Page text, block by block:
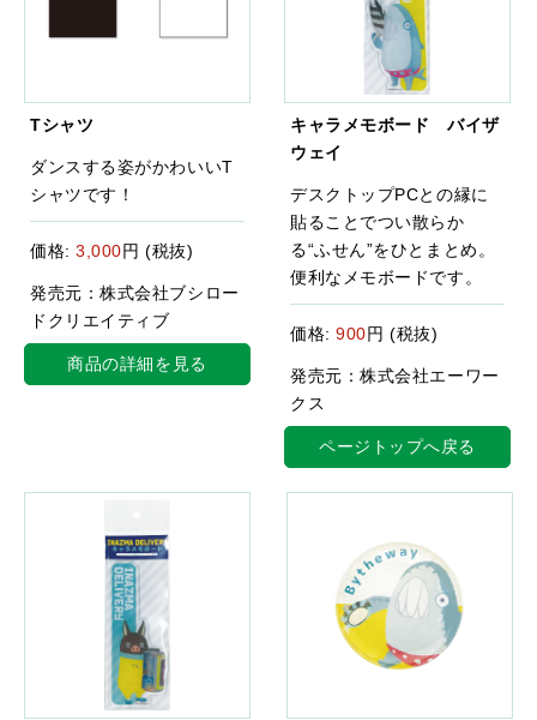
Tシャツ
ダンスする姿がかわいいT
シャツです！
価格:3,000円 (税抜)
発売元：株式会社ブシロー
ドクリエイティブ
商品の詳細を見る
キャラメモボード バイザ
ウェイ
デスクトップPCとの縁に
貼ることでつい散らか
る“ふせん”をひとまとめ。
便利なメモボードです。
価格:900円 (税抜)
発売元：株式会社エーワー
クス
ページトップへ戻る